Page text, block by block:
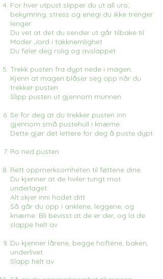
For hver utpust slipper du ut all uro,
bekymring, stress og enegi du ikke trenger
lenger
Du vet at det du sender ut går tilbake til
Moder Jord i takknemlighet
Du føler deg rolig og avslappet
Trekk pusten fra dypt nede i magen.
Kjenn at magen blåser seg opp når du
trekker pusten
Slipp pusten ut gjennom munnen
Se for deg at du trekker pusten inn
gjennom små pustehull i knærne
Dette gjør det lettere for deg å puste dypt
Ro ned pusten
Rett oppmerksomheten til føttene dine.
Du kjenner at de hviler tungt mot
underlaget
Alt skjer inni hodet ditt
Så går du opp i anklene, leggene, og
knærne. Bli bevisst at de er der, og la de
slappe helt av
Du kjenner lårene, begge hoftene, baken,
underlivet
Slapp helt av